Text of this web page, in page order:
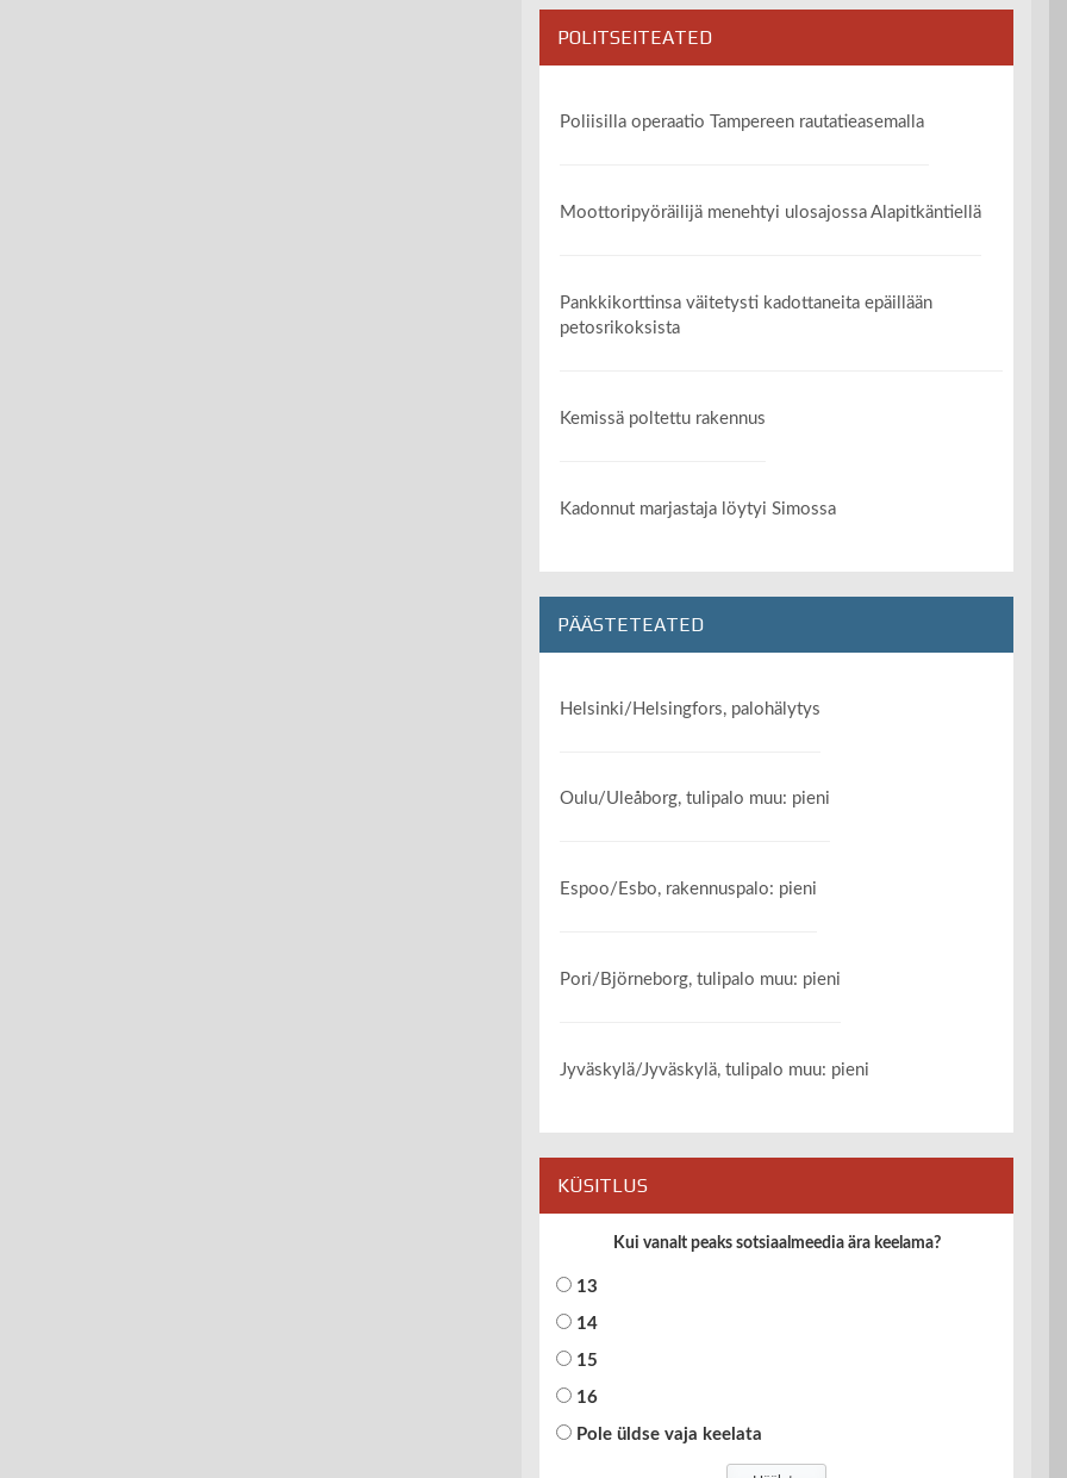
POLITSEITEATED
Poliisilla operaatio Tampereen rautatieasemalla
Moottoripyöräilijä menehtyi ulosajossa Alapitkäntiellä
Pankkikorttinsa väitetysti kadottaneita epäillään
petosrikoksista
Kemissä poltettu rakennus
Kadonnut marjastaja löytyi Simossa
PÄÄSTETEATED
Helsinki/Helsingfors, palohälytys
Oulu/Uleåborg, tulipalo muu: pieni
Espoo/Esbo, rakennuspalo: pieni
Pori/Björneborg, tulipalo muu: pieni
Jyväskylä/Jyväskylä, tulipalo muu: pieni
KÜSITLUS
Kui vanalt peaks sotsiaalmeedia ära keelama?
13
14
15
16
Pole üldse vaja keelata